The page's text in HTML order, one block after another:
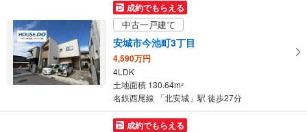
3LDK
土地面積 114.96m
名鉄西尾線 「北安城」駅 徒歩18分
成約でもらえる
中古一戸建て
安城市今池町3丁目
4,590万円
4LDK
土地面積 130.64m2
名鉄西尾線 「北安城」駅 徒歩27分
成約でもらえる